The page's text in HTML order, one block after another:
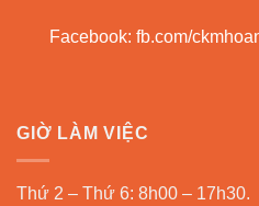
Facebook: fb.com/
GIỜ LÀM VIỆC
Thứ 2 – Thứ 6: 8h00 – 17h30.